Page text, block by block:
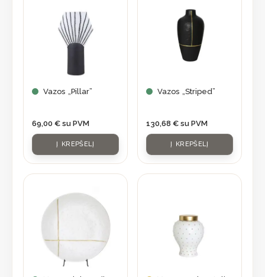
Vazos „Pillar”
69,00 € su PVM
Į KREPŠELĮ
Vazos „Striped”
130,68 € su PVM
Į KREPŠELĮ